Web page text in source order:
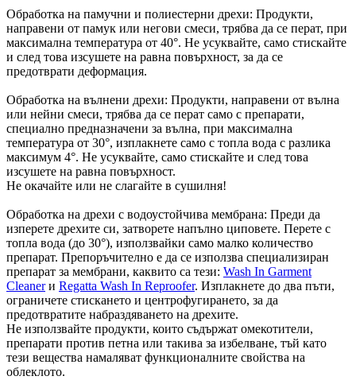
Обработка на памучни и полиестерни дрехи: Продукти,
направени от памук или негови смеси, трябва да се перат, при
максимална температура от 40°. Не усуквайте, само стискайте
и след това изсушете на равна повърхност, за да се
предотврати деформация.
Обработка на вълнени дрехи: Продукти, направени от вълна
или нейни смеси, трябва да се перат само с препарати,
специално предназначени за вълна, при максимална
температура от 30°, изплакнете само с топла вода с разлика
максимум 4°. Не усуквайте, само стискайте и след това
изсушете на равна повърхност.
Не окачайте или не слагайте в сушилня!
Обработка на дрехи с водоустойчива мембрана: Преди да
изперете дрехите си, затворете напълно циповете. Перете с
топла вода (до 30°), използвайки само малко количество
препарат. Препоръчително е да се използва специализиран
препарат за мембрани, каквито са тези: Wash In Garment
Cleanerи Regatta Wash In Reproofer. Изплакнете до два пъти,
ограничете стискането и центрофугирането, за да
предотвратите набраздяването на дрехите.
Не използвайте продукти, които съдържат омекотители,
препарати против петна или такива за избелване, тъй като
тези вещества намаляват функционалните свойства на
облеклото.